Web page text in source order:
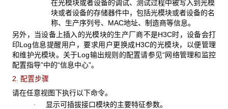
在光模块或者设备的调试、测试过程中被写入到光模
块或者设备的存储器件中，包括光模块或者设备的名
称、生产序列号、MAC地址、制造商等信息。
另外，当设备上插入的光模块的生产厂商不是H3C时，设备会打
印Log信息提醒用户，要求用户更换成H3C的光模块，以便管理
和维护光模块。关于Log输出规则的配置请参见“网络管理和监控
配置指导”中的“信息中心”。
2. 配置步骤
请在任意视图下执行以下命令。
· 显示可插拔接口模块的主要特征参数。